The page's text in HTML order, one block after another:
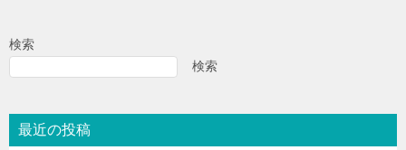
検索
検索
最近の投稿